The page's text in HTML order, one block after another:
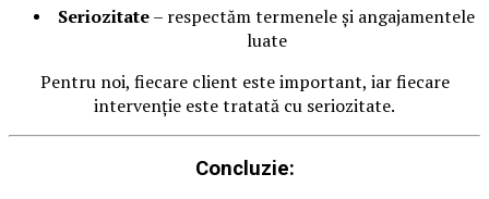
Seriozitate– respectăm termenele și angajamentele
luate
Pentru noi, fiecare client este important, iar fiecare
intervenție este tratată cu seriozitate.
Concluzie: